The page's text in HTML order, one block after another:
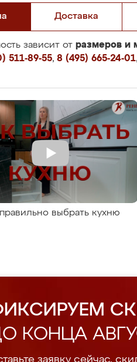
Доставка
зависит от размеров и
511-89-55, 8 (495) 665-24-01,
выбрать кухню
КОНЦА
заявку сейчас,